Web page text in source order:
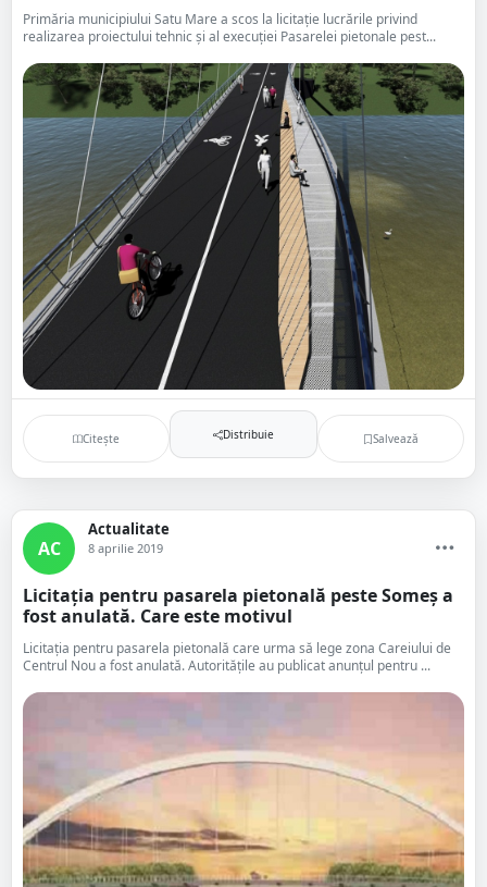
Primăria municipiului Satu Mare a scos la licitație lucrările privind
realizarea proiectului tehnic și al execuției Pasarelei pietonale pest...
Citește Distribuie Salvează
AC
Actualitate
8 aprilie 2019
Licitația pentru pasarela pietonală peste Someș a
fost anulată. Care este motivul
Licitația pentru pasarela pietonală care urma să lege zona Careiului de
Centrul Nou a fost anulată. Autoritățile au publicat anunțul pentru ...